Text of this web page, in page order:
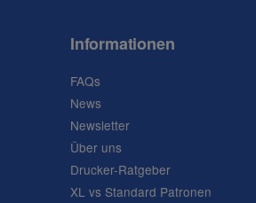
Informationen
FAQs
News
Newsletter
Über uns
Drucker-Ratgeber
XL vs Standard Patronen